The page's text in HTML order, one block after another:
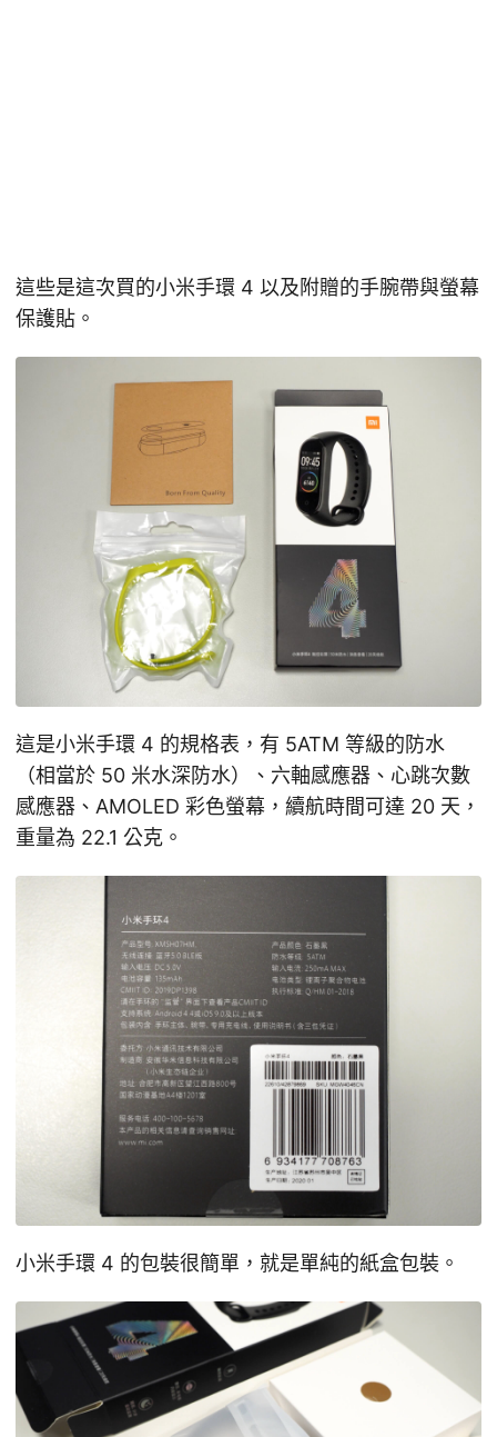
這些是這次買的小米手環 4 以及附贈的手腕帶與螢幕
保護貼。
這是小米手環 4 的規格表，有 5ATM 等級的防水
（相當於 50 米水深防水）、六軸感應器、心跳次數
感應器、AMOLED 彩色螢幕，續航時間可達 20 天，
重量為 22.1 公克。
小米手環 4 的包裝很簡單，就是單純的紙盒包裝。